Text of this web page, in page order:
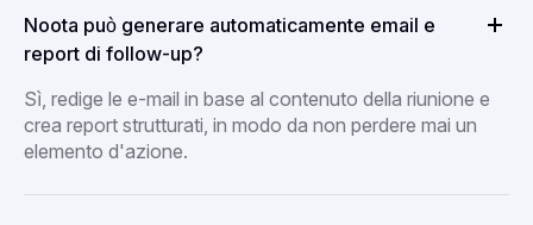
Noota può generare automaticamente email e
report di follow-up?
Sì, redige le e-mail in base al contenuto della riunione e
crea report strutturati, in modo da non perdere mai un
elemento d'azione.